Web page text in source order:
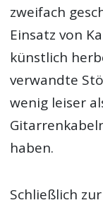
zweifach
Einsatz von
künstlich
verwandte
wenig leiser
haben.
Schließlich